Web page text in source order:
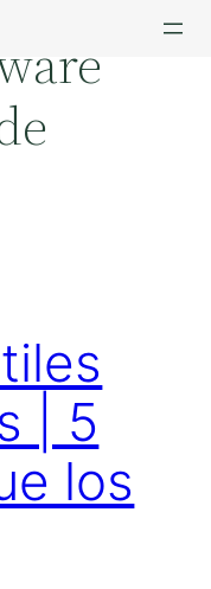
| 5
los